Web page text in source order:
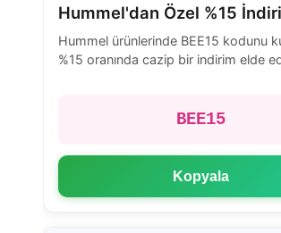
Hummel'dan Özel %15
Hummel ürünlerinde BEE15 kodunu
%15 oranında cazip bir indirim elde
BEE15
Kopyala